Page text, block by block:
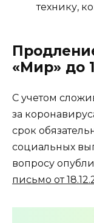
технику,
«Мир» до
С учетом
за
срок
социальных
вопросу
письмо от